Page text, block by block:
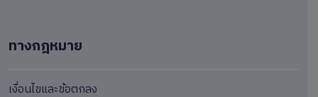
ทางกฎหมาย
เงื่อนไขและข้อตกลง